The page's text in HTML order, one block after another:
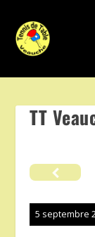
TT
5 septembre